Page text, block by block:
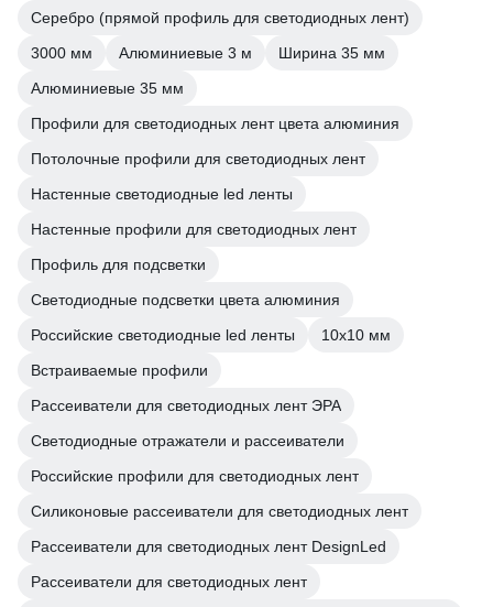
Серебро (прямой профиль для светодиодных лент)
3000 мм
Алюминиевые 3 м
Ширина 35 мм
Алюминиевые 35 мм
Профили для светодиодных лент цвета алюминия
Потолочные профили для светодиодных лент
Настенные светодиодные led ленты
Настенные профили для светодиодных лент
Профиль для подсветки
Светодиодные подсветки цвета алюминия
Российские светодиодные led ленты
10х10 мм
Встраиваемые профили
Рассеиватели для светодиодных лент ЭРА
Светодиодные отражатели и рассеиватели
Российские профили для светодиодных лент
Силиконовые рассеиватели для светодиодных лент
Рассеиватели для светодиодных лент DesignLed
Рассеиватели для светодиодных лент